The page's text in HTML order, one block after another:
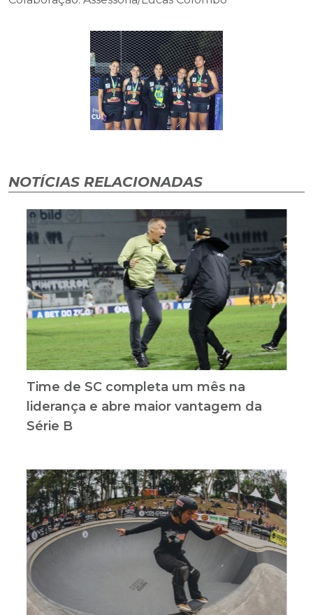
NOTÍCIAS RELACIONADAS
Time de SC completa um mês na
liderança e abre maior vantagem da
Série B